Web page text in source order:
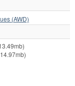
(AWD)